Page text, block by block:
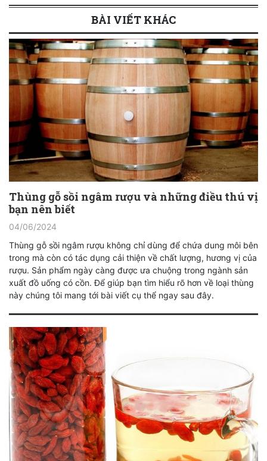
BÀI VIẾT KHÁC
Thùng gỗ sồi ngâm rượu và những điều thú vị
bạn nên biết
04/06/2024
Thùng gỗ sồi ngâm rượu không chỉ dùng để chứa dung môi bên
trong mà còn có tác dụng cải thiện về chất lượng, hương vị của
rượu. Sản phẩm ngày càng được ưa chuộng trong ngành sản
xuất đồ uống có cồn. Để giúp bạn tìm hiểu rõ hơn về loại thùng
này chúng tôi mang tới bài viết cụ thể ngay sau đây.